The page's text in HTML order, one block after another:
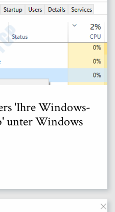
'Ihre Windows-
unter Windows